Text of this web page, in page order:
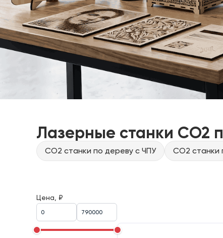
Лазерные станки CO2
CO2 станки по дереву с ЧПУ CO2 станки
Цена, ₽